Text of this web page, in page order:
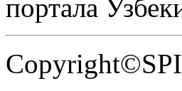
портала